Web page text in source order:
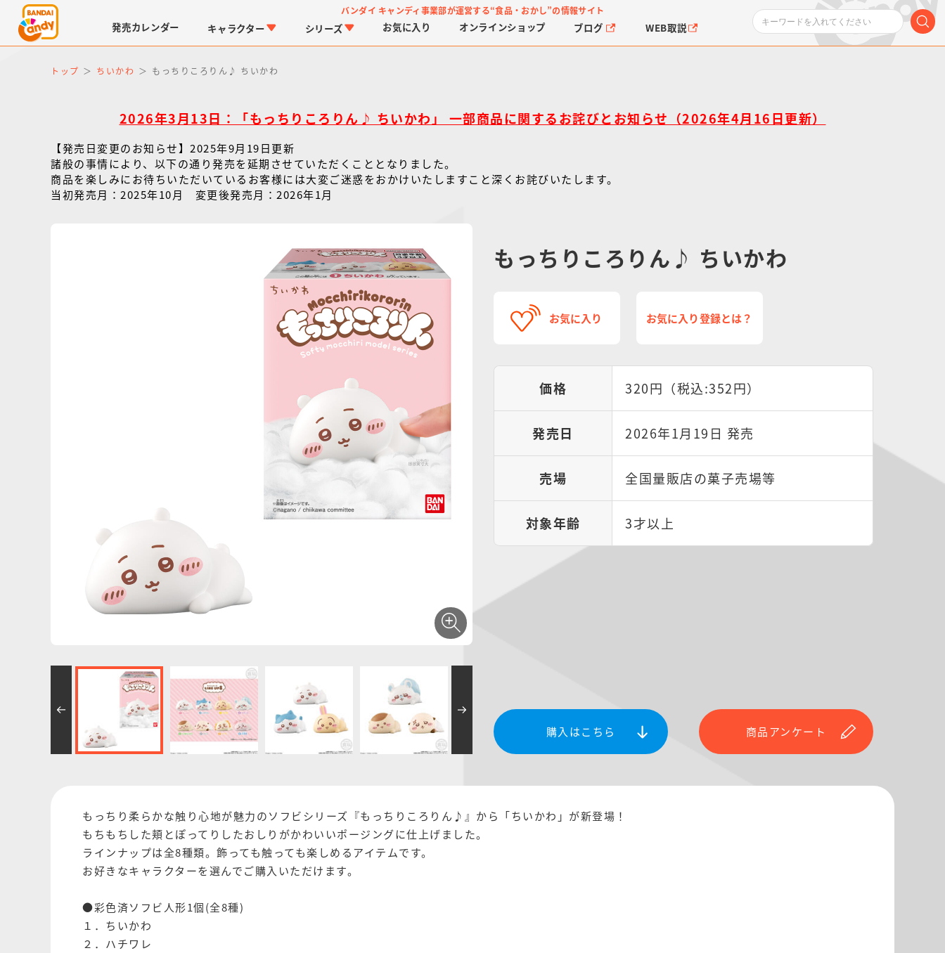
バンダイ キャンディ事業部が運営する“食品・おかし”の情報サイト
発売カレンダー キャラクター
LINK TRAVELERS 仮面ライダーシリーズ
シリーズ
チョコボックス キャラパキ
お気に入り オンラインショップ ブログ WEB取説
トップ ちいかわ もっちりころりん♪ ちいかわ
2026年3月13日：「もっちりころりん♪ ちいかわ」 一部商品に関するお詫びとお知らせ（2026年4月16日更新）
【発売日変更のお知らせ】2025年9月19日更新
諸般の事情により、以下の通り発売を延期させていただくこととなりました。
商品を楽しみにお待ちいただいているお客様には大変ご迷惑をおかけいたしますこと深くお詫びいたします。
当初発売月：2025年10月 変更後発売月：2026年1月
もっちりころりん♪ ちいかわ
お気に入り お気に入り登録とは？
価格 320円（税込:352円）
発売日 2026年1月19日 発売
売場 全国量販店の菓子売場等
対象年齢 3才以上
購入はこちら 商品アンケート
もっちり柔らかな触り心地が魅力のソフビシリーズ『もっちりころりん♪』から「ちいかわ」が新登場！
もちもちした頬とぽってりしたおしりがかわいいポージングに仕上げました。
ラインナップは全8種類。飾っても触っても楽しめるアイテムです。
お好きなキャラクターを選んでご購入いただけます。
●彩色済ソフビ人形1個(全8種)
１．ちいかわ
２．ハチワレ